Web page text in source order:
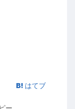
はてブ